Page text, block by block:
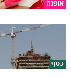
אופנה
כסף